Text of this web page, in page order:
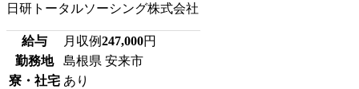
日研トータルソーシング株式会社
給与 月収例247,000円
勤務地
島根県 安来市
寮・社宅 あり